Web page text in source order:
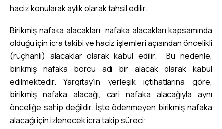
haciz konularak aylık olarak tahsil edilir.
Birikmiş nafaka alacakları, nafaka alacakları kapsamında
olduğu için icra takibi ve haciz işlemleri açısından öncelikli
(rüçhanlı) alacaklar olarak kabul edilir. Bu nedenle,
birikmiş nafaka borcu adi bir alacak olarak kabul
edilmektedir. Yargıtay’ın yerleşik içtihatlarına göre,
birikmiş nafaka alacağı, cari nafaka alacağıyla aynı
önceliğe sahip değildir. İşte ödenmeyen birikmiş nafaka
alacağı için izlenecek icra takip süreci: